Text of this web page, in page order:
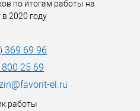
по итогам работы на
2020 году
369 69 96
25 69
el.ru
работы